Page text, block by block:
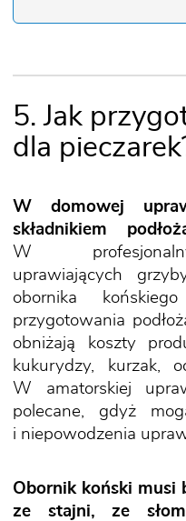
5. Jak
dla
W domowej
składnikiem
W
uprawiających
obornika
przygotowania
obniżają koszty
kukurydzy, kurzak,
W amatorskiej
polecane, gdyż
i niepowodzenia
Obornik koński musi
ze stajni, ze